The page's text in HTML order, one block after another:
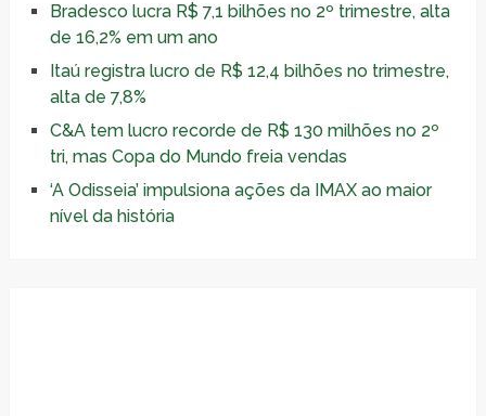
Bradesco lucra R$ 7,1 bilhões no 2º trimestre, alta
de 16,2% em um ano
Itaú registra lucro de R$ 12,4 bilhões no trimestre,
alta de 7,8%
C&A tem lucro recorde de R$ 130 milhões no 2º
tri, mas Copa do Mundo freia vendas
‘A Odisseia’ impulsiona ações da IMAX ao maior
nível da história